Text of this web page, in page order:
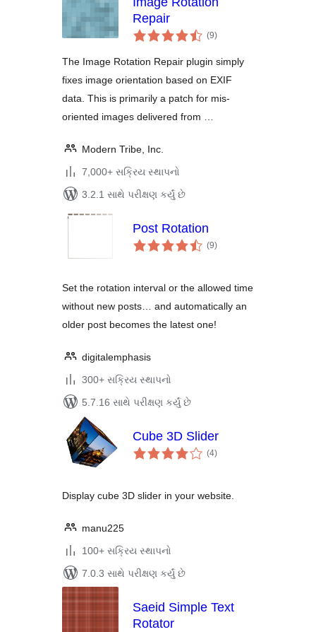
Repair
(9કુલ
રેટિંગ્સ
)
The Image Rotation Repair plugin simply
fixes image orientation based on EXIF
data. This is primarily a patch for mis-
oriented images delivered from …
Modern Tribe, Inc.
7,000+ સક્રિય સ્થાપનો
3.2.1 સાથે પરીક્ષણ કર્યું છે
Post Rotation
(9કુલ
રેટિંગ્સ
)
Set the rotation interval or the allowed time
without new posts… and automatically an
older post becomes the latest one!
digitalemphasis
300+ સક્રિય સ્થાપનો
5.7.16 સાથે પરીક્ષણ કર્યું છે
Cube 3D Slider
(4કુલ
રેટિંગ્સ
)
Display cube 3D slider in your website.
manu225
100+ સક્રિય સ્થાપનો
7.0.3 સાથે પરીક્ષણ કર્યું છે
Saeid Simple Text
Rotator